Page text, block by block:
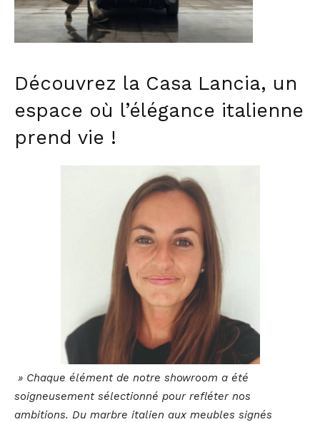
Découvrez la Casa Lancia, un
espace où l’élégance italienne
prend vie !
» Chaque élément de notre showroom a été
soigneusement sélectionné pour refléter nos
ambitions. Du marbre italien aux meubles signés